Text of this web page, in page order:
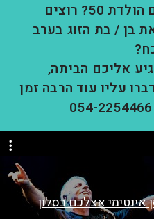
חוגגים יום הולדת 50? רוצים
בן / בת הזוג בערב
אליכם הביתה,
עליו עוד הרבה זמן
054-2254466
אינטימי אצלכם בסלון